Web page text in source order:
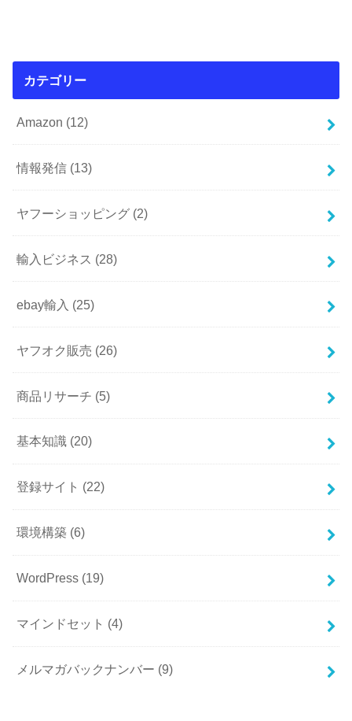
カテゴリー
Amazon (12)
情報発信 (13)
ヤフーショッピング (2)
輸入ビジネス (28)
ebay輸入 (25)
ヤフオク販売 (26)
商品リサーチ (5)
基本知識 (20)
登録サイト (22)
環境構築 (6)
WordPress (19)
マインドセット (4)
メルマガバックナンバー (9)